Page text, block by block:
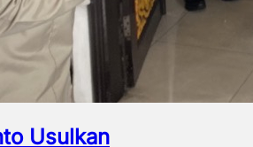
Usulkan